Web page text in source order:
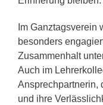
Im Ganztagsverein
besonders
Zusammenhalt
Auch im
Ansprechpartnerin,
und ihre